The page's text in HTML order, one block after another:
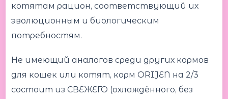
котятам рацион, соответствующий их
эволюционным и биологическим
потребностям.
Не имеющий аналогов среди других кормов
для кошек или котят, корм ORIJEN на 2/3
состоит из СВЕЖЕГО (охлаждённого, без